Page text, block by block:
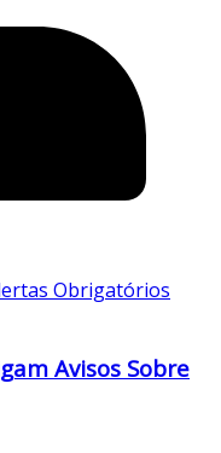
Avisos Sobre